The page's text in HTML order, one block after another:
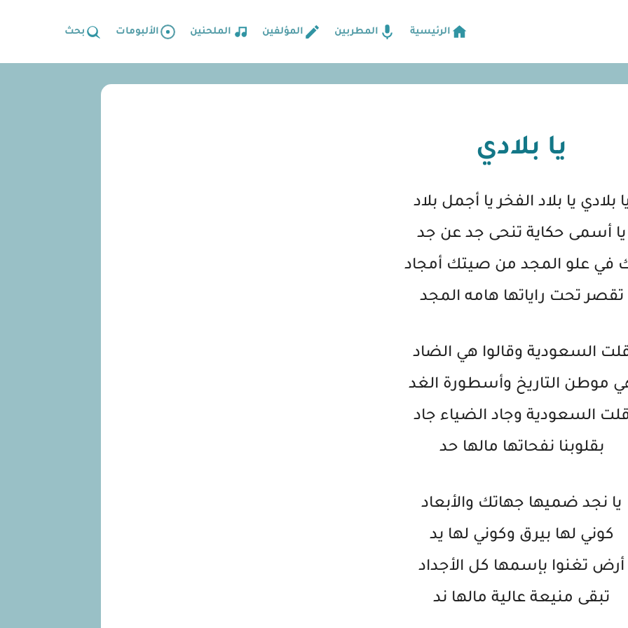
الرئيسية المطربين المؤلفين الملحنين الألبومات بحث
يا بلادي
بلادي يا بلاد الفخر يا أجمل بلاد
يا أسمى حكاية تنحى جد عن جد
في علو المجد من صيتك أمجاد
تقصر تحت راياتها هامه المجد
السعودية وقالوا هي الضاد
موطن التاريخ وأسطورة الغد
السعودية وجاد الضياء جاد
بقلوبنا نفحاتها مالها حد
يا نجد ضميها جهاتك والأبعاد
كوني لها بيرق وكوني لها يد
أرض تغنوا بإسمها كل الأجداد
تبقى منيعة عالية مالها ند